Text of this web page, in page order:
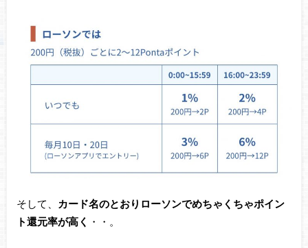
そして、
カード名のとおりローソンでめちゃくちゃポイン
ト還元率が高く ・・。